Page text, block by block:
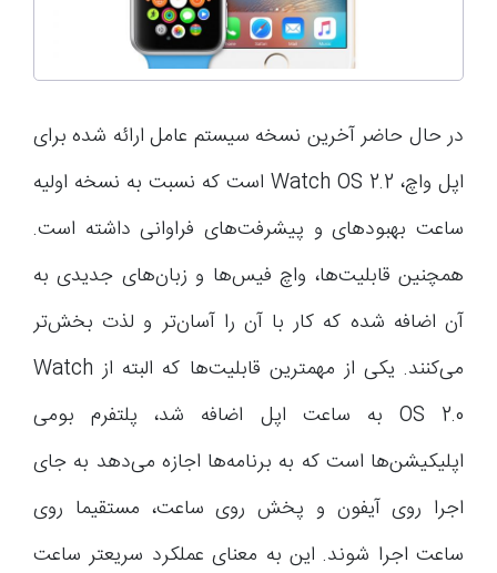
در حال حاضر آخرین نسخه سیستم عامل ارائه شده برای
اپل واچ، Watch OS 2.2 است که نسبت به نسخه اولیه
ساعت بهبودهای و پیشرفت‌های فراوانی داشته است.
همچنین قابلیت‌ها، واچ فیس‌ها و زبان‌های جدیدی به
آن اضافه شده که کار با آن را آسان‌تر و لذت بخش‌تر
می‌کنند. یکی از مهمترین قابلیت‌ها که البته از Watch
OS 2.0 به ساعت اپل اضافه شد، پلتفرم بومی
اپلیکیشن‌ها است که به برنامه‌ها اجازه می‌دهد به جای
اجرا روی آیفون و پخش روی ساعت، مستقیما روی
ساعت اجرا شوند. این به معنای عملکرد سریعتر ساعت